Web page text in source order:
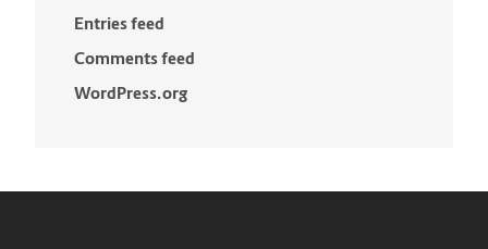
Entries feed
Comments feed
WordPress.org